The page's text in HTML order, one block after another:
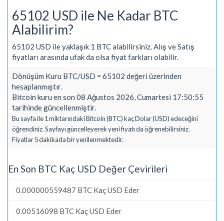
65102 USD ile Ne Kadar BTC
Alabilirim?
65102 USD ile yaklaşık 1 BTC alabilirsiniz. Alış ve Satış
fiyatları arasında ufak da olsa fiyat farkları olabilir.
Dönüşüm Kuru BTC/USD = 65102 değeri üzerinden
hesaplanmıştır.
Bitcoin kuru en son 08 Ağustos 2026, Cumartesi 17:50:55
tarihinde güncellenmiştir.
Bu sayfa ile 1 miktarındaki Bitcoin (BTC) kaç Dolar (USD) edeceğini
öğrendiniz. Sayfayı güncelleyerek yeni fiyatı da öğrenebilirsiniz.
Fiyatlar 5 dakikada bir yenilenmektedir.
En Son BTC Kaç USD Değer Çevirileri
0.000000559487 BTC Kaç USD Eder
0.00516098 BTC Kaç USD Eder